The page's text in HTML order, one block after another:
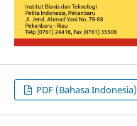
PDF (Bahasa Indonesia)